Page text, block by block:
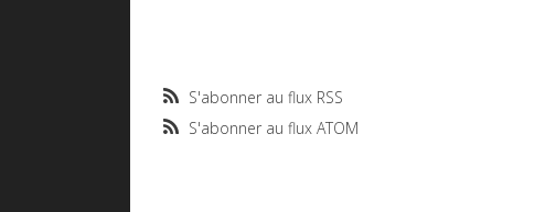
S'abonner au flux RSS
S'abonner au flux ATOM